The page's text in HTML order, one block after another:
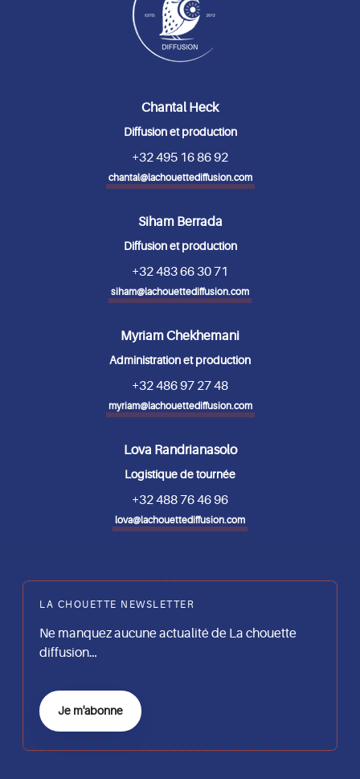
Chantal Heck
Diffusion et production
+32 495 16 86 92
chantal@lachouettediffusion.com
Siham Berrada
Diffusion et production
+32 483 66 30 71
siham@lachouettediffusion.com
Myriam Chekhemani
Administration et production
+32 486 97 27 48
myriam@lachouettediffusion.com
Lova Randrianasolo
Logistique de tournée
+32 488 76 46 96
lova@lachouettediffusion.com
LA CHOUETTE NEWSLETTER
Ne manquez aucune actualité de La chouette
diffusion…
Je m'abonne